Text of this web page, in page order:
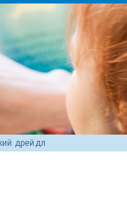
дрейдл